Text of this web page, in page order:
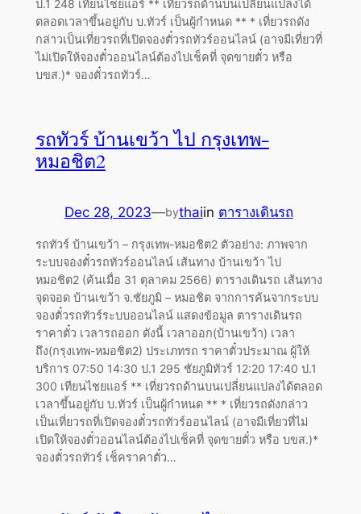
ป.1 248 เทียนไชยแอร์ ** เที่ยวรถด้านบนเปลี่ยนแปลงได้
ตลอดเวลาขึ้นอยู่กับ บ.ทัวร์ เป็นผู้กำหนด ** * เที่ยวรถดัง
กล่าวเป็นเที่ยวรถที่เปิดจองตั๋วรถทัวร์ออนไลน์ (อาจมีเที่ยวที่
ไม่เปิดให้จองตั๋วออนไลน์ต้องไปเช็คที่ จุดขายตั๋ว หรือ
บขส.)* จองตั๋วรถทัวร์…
รถทัวร์ บ้านเขว้า ไป กรุงเทพ-
หมอชิต2
Dec 28, 2023—bythaiin ตารางเดินรถ
รถทัวร์ บ้านเขว้า – กรุงเทพ-หมอชิต2 ตัวอย่าง: ภาพจาก
ระบบจองตั๋วรถทัวร์ออนไลน์ เส้นทาง บ้านเขว้า ไป
หมอชิต2 (ค้นเมื่อ 31 ตุลาคม 2566) ตารางเดินรถ เส้นทาง
จุดจอด บ้านเขว้า จ.ชัยภูมิ – หมอชิต จากการค้นจากระบบ
จองตั๋วรถทัวร์ระบบออนไลน์ แสดงข้อมูล ตารางเดินรถ
ราคาตั๋ว เวลารถออก ดังนี้ เวลาออก(บ้านเขว้า) เวลา
ถึง(กรุงเทพ-หมอชิต2) ประเภทรถ ราคาตั๋วประมาณ ผู้ให้
บริการ 07:50 14:30 ป.1 295 ชัยภูมิทัวร์ 12:20 17:40 ป.1
300 เทียนไชยแอร์ ** เที่ยวรถด้านบนเปลี่ยนแปลงได้ตลอด
เวลาขึ้นอยู่กับ บ.ทัวร์ เป็นผู้กำหนด ** * เที่ยวรถดังกล่าว
เป็นเที่ยวรถที่เปิดจองตั๋วรถทัวร์ออนไลน์ (อาจมีเที่ยวที่ไม่
เปิดให้จองตั๋วออนไลน์ต้องไปเช็คที่ จุดขายตั๋ว หรือ บขส.)*
จองตั๋วรถทัวร์ เช็คราคาตั๋ว…